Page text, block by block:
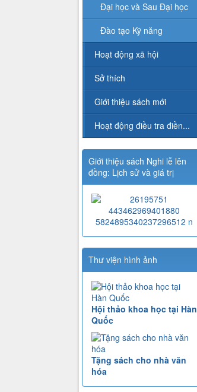
Đại học và Sau Đại học
Đào tạo Kỹ năng
Hoạt động xã hội
Sở thích
Giới thiệu sách mới
Hoạt động điều tra điền...
Giới thiệu sách Nghi lễ lên
đồng: Lịch sử và giá trị
Thư viện hình ảnh
Hội thảo khoa học tại Hàn
Quốc
Tặng sách cho nhà văn
hóa